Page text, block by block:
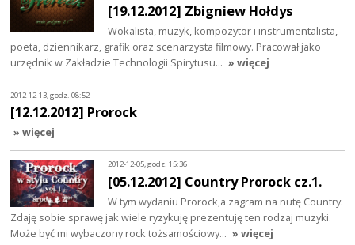
[19.12.2012] Zbigniew Hołdys
Wokalista, muzyk, kompozytor i instrumentalista,
poeta, dziennikarz, grafik oraz scenarzysta filmowy. Pracował jako
urzędnik w Zakładzie Technologii Spirytusu… » więcej
2012-12-13, godz. 08:52
[12.12.2012] Prorock
» więcej
2012-12-05, godz. 15:36
[05.12.2012] Country Prorock cz.1.
W tym wydaniu Prorock,a zagram na nutę Country.
Zdaję sobie sprawę jak wiele ryzykuję prezentuję ten rodzaj muzyki.
Może być mi wybaczony rock tożsamościowy… » więcej